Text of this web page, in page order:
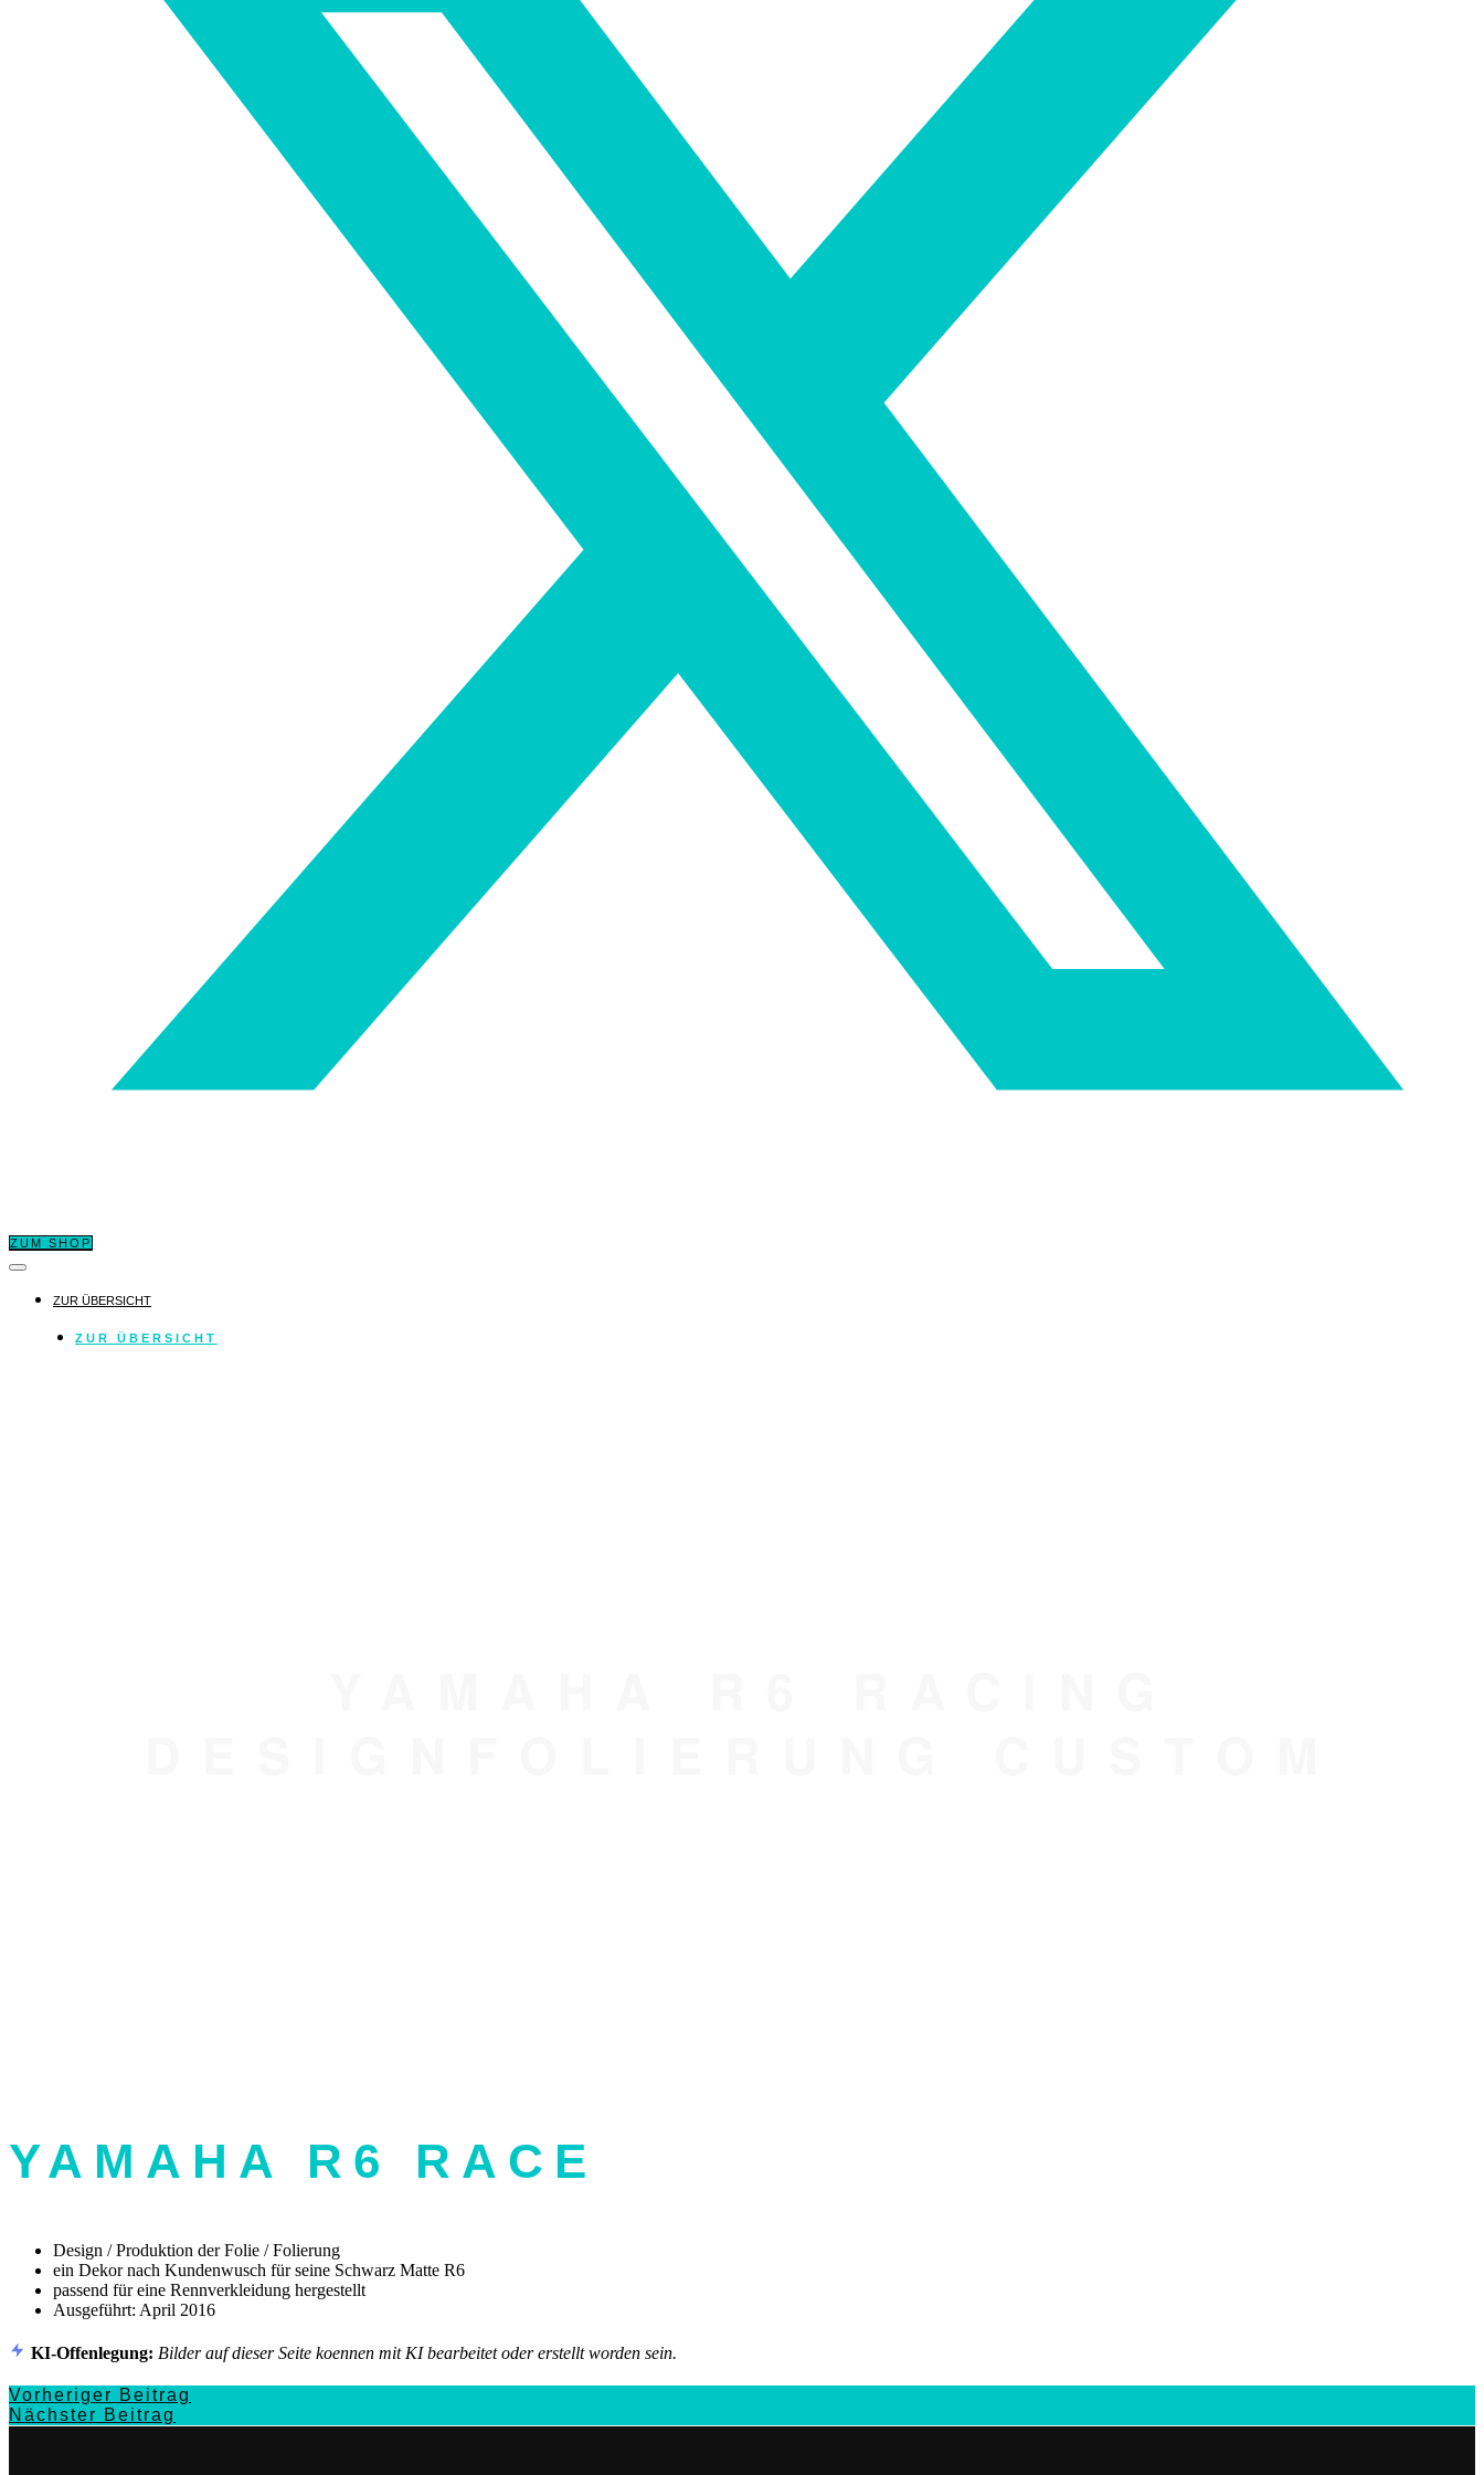
ZUM SHOP
ZUR ÜBERSICHT
ZUR ÜBERSICHT
YAMAHA R6 RACE
Design / Produktion der Folie / Folierung
ein Dekor nach Kundenwusch für seine Schwarz Matte R6
passend für eine Rennverkleidung hergestellt
Ausgeführt: April 2016
KI-Offenlegung: Bilder auf dieser Seite koennen mit KI bearbeitet oder erstellt worden sein.
Vorheriger Beitrag
Nächster Beitrag